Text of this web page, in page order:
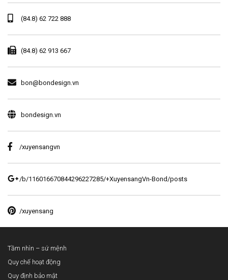
(84.8) 62 722 888
(84.8) 62 913 667
bon@bondesign.vn
bondesign.vn
/xuyensangvn
/b/116016670844296227285/+XuyensangVn-Bond/posts
/xuyensang
Tầm nhìn – sứ mệnh
Quy chế hoạt động
Quy định bảo mật